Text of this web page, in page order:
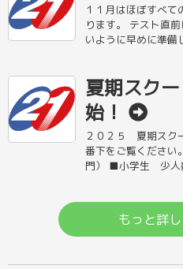
１１月はほぼすべて
ります。 テスト直
いように早めに準備
１ソクラ住吉校で
夏期スク
始！
２０２５ 夏期スク
番下をご覧ください
門） ■小学生 少人
内容の理解確認か
もっと詳